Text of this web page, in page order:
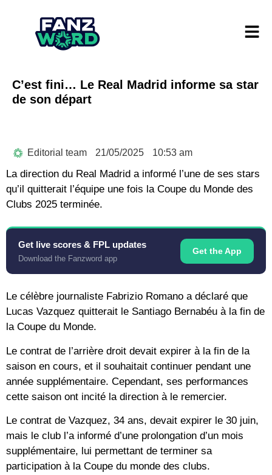
C’est fini… Le Real Madrid informe sa star
de son départ
Editorial team 21/05/2025 10:53 am
La direction du Real Madrid a informé l’une de ses stars
qu’il quitterait l’équipe une fois la Coupe du Monde des
Clubs 2025 terminée.
Get live scores & FPL updates
Download the Fanzword app
Get the App
Le célèbre journaliste Fabrizio Romano a déclaré que
Lucas Vazquez quitterait le Santiago Bernabéu à la fin de
la Coupe du Monde.
Le contrat de l’arrière droit devait expirer à la fin de la
saison en cours, et il souhaitait continuer pendant une
année supplémentaire. Cependant, ses performances
cette saison ont incité la direction à le remercier.
Le contrat de Vazquez, 34 ans, devait expirer le 30 juin,
mais le club l’a informé d’une prolongation d’un mois
supplémentaire, lui permettant de terminer sa
participation à la Coupe du monde des clubs.